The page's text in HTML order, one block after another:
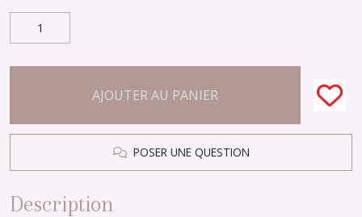
AJOUTER AU PANIER
POSER UNE QUESTION
Description